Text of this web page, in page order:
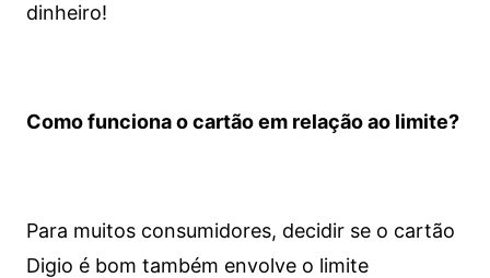
dinheiro!
Como funciona o cartão em relação ao limite?
Para muitos consumidores, decidir se o cartão
Digio é bom também envolve o limite